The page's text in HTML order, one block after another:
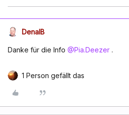
DenalB
Danke für die Info @Pia.Deezer .
1 Person gefällt das